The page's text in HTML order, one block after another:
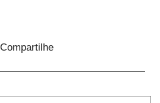
Compartilhe